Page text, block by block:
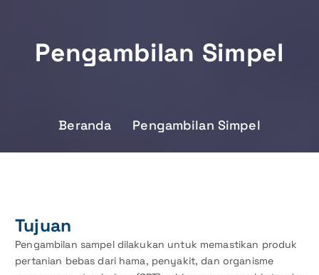
Pengambilan Simpel
Beranda Pengambilan Simpel
Tujuan
Pengambilan sampel dilakukan untuk memastikan produk
pertanian bebas dari hama, penyakit, dan organisme